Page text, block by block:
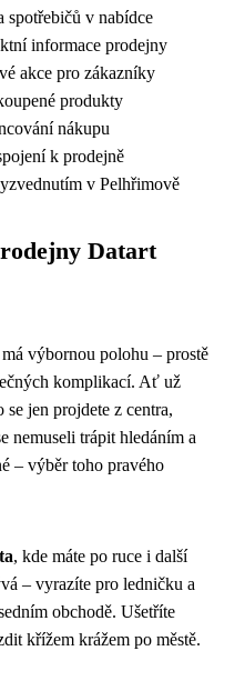
spotřebičů v nabídce
informace prodejny
akce pro zákazníky
produkty
nákupu
k prodejně
v Pelhřimově
Datart
má výbornou polohu – prostě
komplikací. Ať už
se jen projdete z centra,
nemuseli trápit hledáním a
– výběr toho pravého
, kde máte po ruce i další
– vyrazíte pro ledničku a
obchodě. Ušetříte
křížem krážem po městě.